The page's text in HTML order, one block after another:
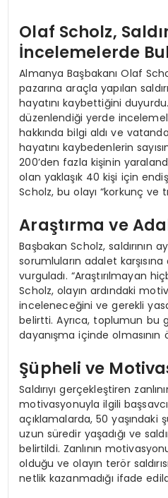
Olaf Scholz,
İncelemelerde
Almanya Başbakanı Olaf
pazarına araçla yapılan
hayatını kaybettiğini duyurdu.
düzenlendiği yerde
hakkında bilgi aldı ve
hayatını kaybedenlerin
200’den fazla kişinin
olan yaklaşık 40 kişi için
Scholz, bu olayı “korkunç ve
Araştırma ve
Başbakan Scholz, saldırının
sorumluların adalet karşısına
vurguladı. “Araştırılmayan
Scholz, olayın ardındaki
inceleneceğini ve gerekli
belirtti. Ayrıca, toplumun bu
dayanışma içinde
Şüpheli ve
Saldırıyı gerçekleştiren
motivasyonuyla ilgili
açıklamalarda, 50 yaşındaki
uzun süredir yaşadığı ve
belirtildi. Zanlının
olduğu ve olayın terör
netlik kazanmadığı ifade